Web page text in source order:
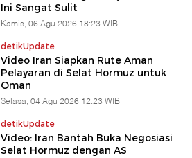
Ini Sangat Sulit
Kamis, 06 Agu 2026 18:23 WIB
detikUpdate
Video Iran Siapkan Rute Aman
Pelayaran di Selat Hormuz untuk
Oman
Selasa, 04 Agu 2026 12:23 WIB
detikUpdate
Video: Iran Bantah Buka Negosiasi
Selat Hormuz dengan AS